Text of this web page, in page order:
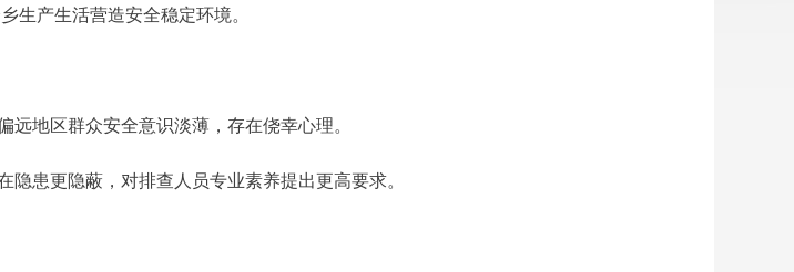
生产生活营造安全稳定环境。
地区群众安全意识淡薄，存在侥幸心理。
患更隐蔽，对排查人员专业素养提出更高要求。